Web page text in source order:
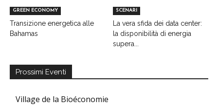
GREEN ECONOMY
Transizione energetica alle
Bahamas
SCENARI
La vera sfida dei data center:
la disponibilità di energia
supera...
Prossimi Eventi
Village de la Bioéconomie